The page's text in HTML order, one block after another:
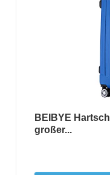
BEIBYE
großer...